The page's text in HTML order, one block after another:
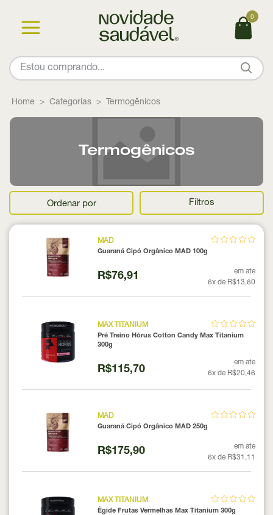
0
Home Categorias Termogênicos
Termogênicos
Ordenar por Filtros
MAD
Guaraná Cipó Orgânico MAD 100g
R$76,91
em ate
6x de R$13,60
MAX TITANIUM
Pré Treino Hórus Cotton Candy Max Titanium
300g
R$115,70
em ate
6x de R$20,46
MAD
Guaraná Cipó Orgânico MAD 250g
R$175,90
em ate
6x de R$31,11
MAX TITANIUM
Égide Frutas Vermelhas Max Titanium 300g